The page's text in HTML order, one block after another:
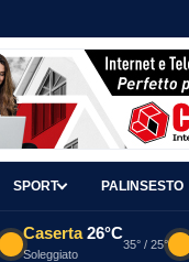
SPORT PALINSESTO
Caserta 26°C
Soleggiato
35° / 25°